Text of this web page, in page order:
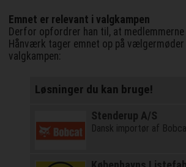
Emnet er relevant i valgkampen
Derfor opfordrer han til, at medlemmerne
Hånværk tager emnet op på vælgermøder
valgkampen:
Løsninger du kan bruge!
Stenderup A/S
Dansk importør af